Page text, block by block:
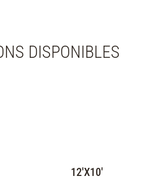
DISPONIBLES
12'X10'